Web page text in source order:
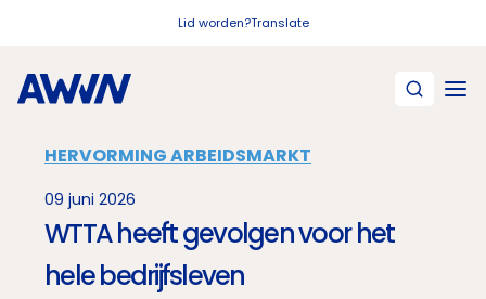
Lid worden?Translate
HERVORMING ARBEIDSMARKT
09 juni 2026
WTTA heeft gevolgen voor het
hele bedrijfsleven